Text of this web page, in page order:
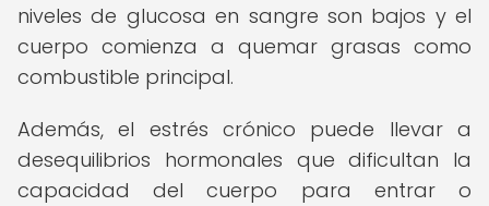
niveles de glucosa en sangre son bajos y el
cuerpo comienza a quemar grasas como
combustible principal.
Además, el estrés crónico puede llevar a
desequilibrios hormonales que dificultan la
capacidad del cuerpo para entrar o